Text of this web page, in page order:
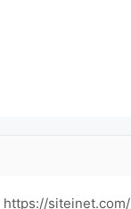
https://siteinet.com/